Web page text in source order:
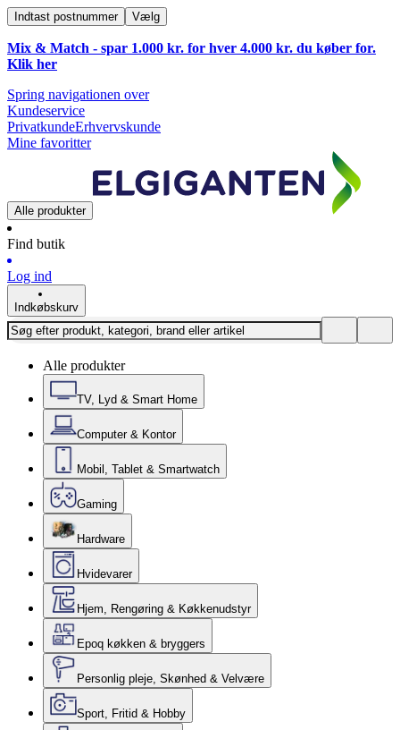
Indtast postnummer Vælg
Mix & Match - spar 1.000 kr. for hver 4.000 kr. du køber for.
Klik her
Spring navigationen over
Kundeservice
PrivatkundeErhvervskunde
Mine favoritter
Alle produkter
Find butik
Log ind
Indkøbskurv
Alle produkter
TV, Lyd & Smart Home
Computer & Kontor
Mobil, Tablet & Smartwatch
Gaming
Hardware
Hvidevarer
Hjem, Rengøring & Køkkenudstyr
Epoq køkken & bryggers
Personlig pleje, Skønhed & Velvære
Sport, Fritid & Hobby